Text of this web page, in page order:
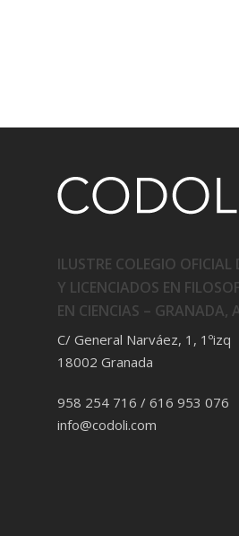
ILUSTRE COLEGIO OFICIAL
Y LICENCIADOS EN
EN CIENCIAS – GRANADA,
C/ General Narváez, 1, 1ºizq
18002 Granada
958 254 716 / 616 953 076
info@codoli.com